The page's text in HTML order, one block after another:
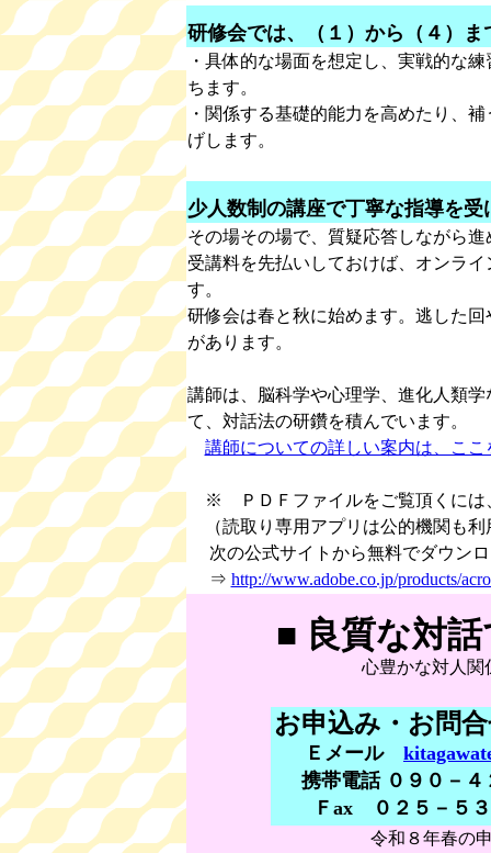
研修会では、（１）から（４）
・具体的な場面を想定し、実戦的な
ちます。
・関係する基礎的能力を高めたり、
げします。
少人数制の講座で丁寧な指導を受
その場その場で、質疑応答しながら
受講料を先払いしておけば、オンラ
す。
研修会は春と秋に始めます。逃した
があります。
講師は、脳科学や心理学、進化人類
て、対話法の研鑽を積んでいます。
講師についての詳しい案内は、こ
※ ＰＤＦファイルをご覧頂くには
（読取り専用アプリは公的機関も利
次の公式サイトから無料でダウン
⇒ http://www.adobe.co.jp/products/
■ 良質な対
心豊かな対人関係に
お申込み・お問
Ｅメール
携帯電話 ０９０－
Ｆax ０２５－５
令和８年春の